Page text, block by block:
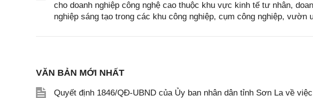
cho doanh nghiệp công nghệ cao thuộc khu vực kinh tế tư nhân,
nghiệp sáng tạo trong các khu công nghiệp, cụm công nghiệp, vườn
VĂN BẢN MỚI NHẤT
Quyết định 1846/QĐ-UBND của Ủy ban nhân dân tỉnh Sơn La về